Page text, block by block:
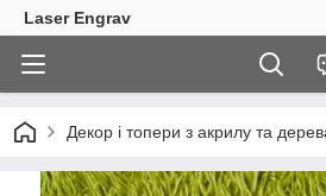
Laser Engrav
Декор і топери з акрилу та